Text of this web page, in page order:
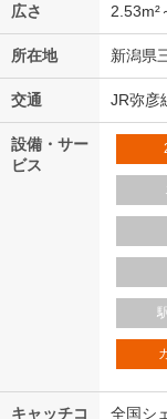
広さ 2.53m²
所在地 新潟県
交通 JR弥彦
設備・サー
ビス
キャッチコ
全国シ